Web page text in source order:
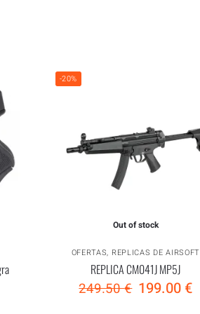
-20%
Out of stock
OFERTAS, REPLICAS DE AIRSOFT
REPLICA CM041J MP5J
249.50€ 199.00 €